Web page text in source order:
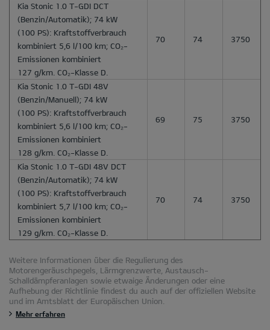
Kia Stonic 1.0 T-GDI DCT
(Benzin/Automatik); 74 kW
(100 PS): Kraftstoffverbrauch
kombiniert 5,6 l/100 km; CO₂-
Emissionen kombiniert
127 g/km. CO₂-Klasse D.
70 74 3750
Kia Stonic 1.0 T-GDI 48V
(Benzin/Manuell); 74 kW
(100 PS): Kraftstoffverbrauch
kombiniert 5,6 l/100 km; CO₂-
Emissionen kombiniert
128 g/km. CO₂-Klasse D.
69 75 3750
Kia Stonic 1.0 T-GDI 48V DCT
(Benzin/Automatik); 74 kW
(100 PS): Kraftstoffverbrauch
kombiniert 5,7 l/100 km; CO₂-
Emissionen kombiniert
129 g/km. CO₂-Klasse D.
70 74 3750
Weitere Informationen über die Regulierung des
Motorengeräuschpegels, Lärmgrenzwerte, Austausch-
Schalldämpferanlagen sowie etwaige Änderungen oder eine
Aufhebung der Richtlinie findest du auch auf der offiziellen Website
und im Amtsblatt der Europäischen Union.
Mehr erfahren